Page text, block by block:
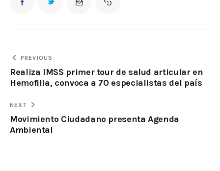
PREVIOUS
Realiza IMSS primer tour de salud articular en
Hemofilia, convoca a 70 especialistas del país
NEXT
Movimiento Ciudadano presenta Agenda
Ambiental